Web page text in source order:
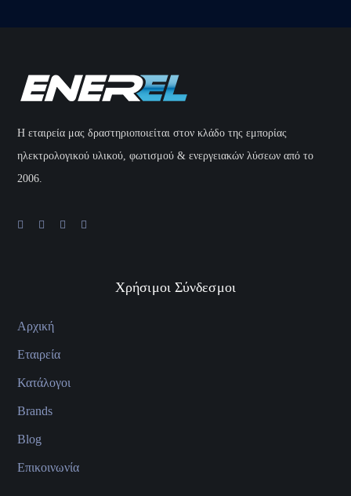
H εταιρεία μας δραστηριοποιείται στον κλάδο της εμπορίας
ηλεκτρολογικού υλικού, φωτισμού & ενεργειακών λύσεων από το
2006.
Χρήσιμοι Σύνδεσμοι
Αρχική
Εταιρεία
Κατάλογοι
Brands
Blog
Επικοινωνία